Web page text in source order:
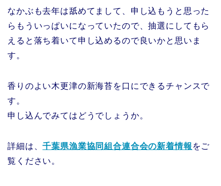
なかぶも去年は舐めてまして、申し込もうと思った
らもういっぱいになっていたので、抽選にしてもら
えると落ち着いて申し込めるので良いかと思いま
す。
香りのよい木更津の新海苔を口にできるチャンスで
す。
申し込んでみてはどうでしょうか。
詳細は、千葉県漁業協同組合連合会の新着情報 をご
覧ください。